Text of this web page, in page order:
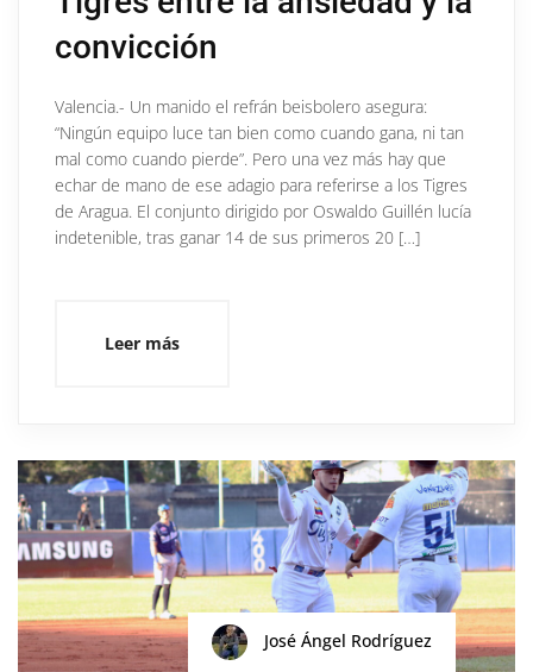
convicción
Valencia.- Un manido el refrán beisbolero asegura:
“Ningún equipo luce tan bien como cuando gana, ni tan
mal como cuando pierde”. Pero una vez más hay que
echar de mano de ese adagio para referirse a los Tigres
de Aragua. El conjunto dirigido por Oswaldo Guillén lucía
indetenible, tras ganar 14 de sus primeros 20 […]
Leer más
José Ángel Rodríguez